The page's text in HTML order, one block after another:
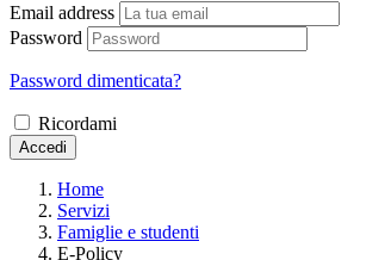
Email address
Password
Password dimenticata?
Ricordami
Accedi
Home
Servizi
Famiglie e studenti
E-Policy